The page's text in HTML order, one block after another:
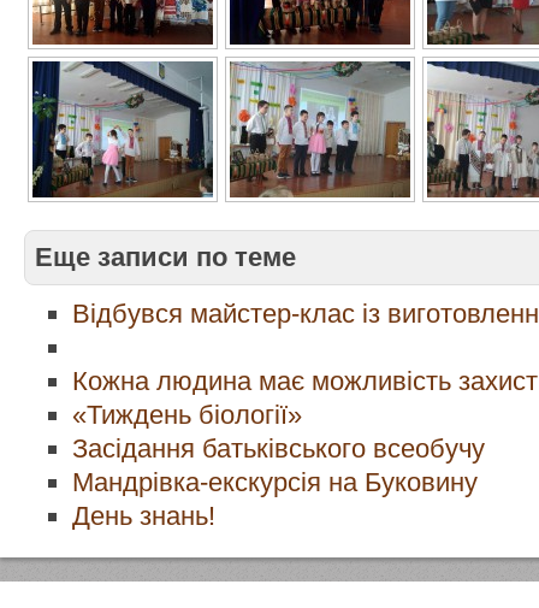
Еще записи по теме
Відбувся майстер-клас із
Кожна людина має можливість
«Тиждень біології»
Засідання батьківського всеобучу
Мандрівка-екскурсія на Буковину
День знань!